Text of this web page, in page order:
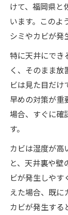
けて、福岡県と
います。このよ
シミやカビが発
特に天井にでき
く、そのまま放
ビは見た目だけ
早めの対策が重
場合、すぐに確
す。
カビは湿度が高
と、天井裏や壁
ビが発生しやす
えた場合、既に
カビが発生する